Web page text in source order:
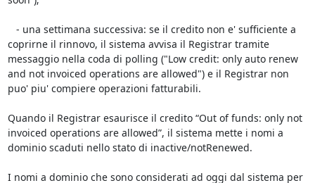
coprirne il rinnovo, il sistema avvisa il Registrar tramite
messaggio nella coda di polling ("Low credit: only auto renew
and not invoiced operations are allowed") e il Registrar non
puo' piu' compiere operazioni fatturabili.
Quando il Registrar esaurisce il credito “Out of funds: only not
invoiced operations are allowed”, il sistema mette i nomi a
dominio scaduti nello stato di inactive/notRenewed.
I nomi a dominio che sono considerati ad oggi dal sistema per